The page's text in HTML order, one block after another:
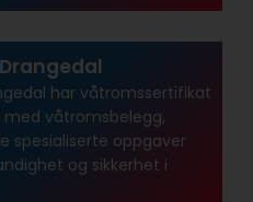
har våtroms­sertifikat
våtroms­belegg,
spesialiserte oppgaver
og sikkerhet i